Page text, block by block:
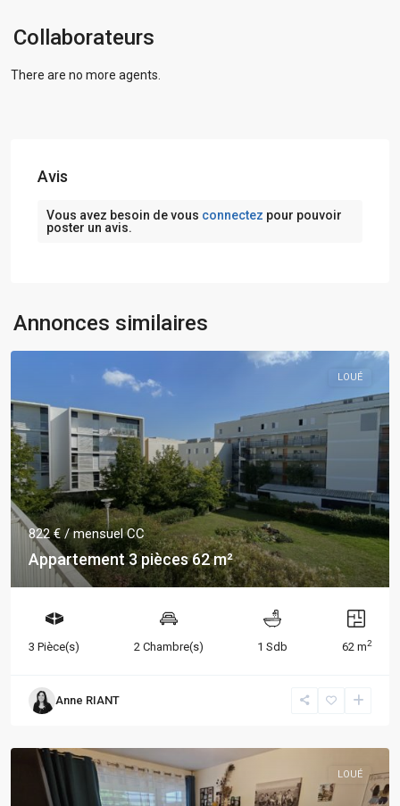
Collaborateurs
There are no more agents.
Avis
Vous avez besoin de vous connectez pour pouvoir
poster un avis.
Annonces similaires
LOUÉ
822 €/ mensuel CC
Appartement 3 pièces 62 m²
3 Pièce(s) 2 Chambre(s) 1 Sdb 62 m2
Anne RIANT
LOUÉ